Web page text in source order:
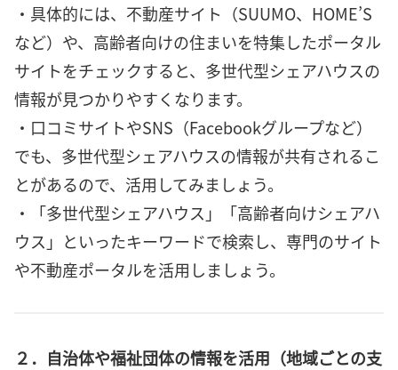
・具体的には、不動産サイト（SUUMO、HOME’S
など）や、高齢者向けの住まいを特集したポータル
サイトをチェックすると、多世代型シェアハウスの
情報が見つかりやすくなります。
・口コミサイトやSNS（Facebookグループなど）
でも、多世代型シェアハウスの情報が共有されるこ
とがあるので、活用してみましょう。
・「多世代型シェアハウス」「高齢者向けシェアハ
ウス」といったキーワードで検索し、専門のサイト
や不動産ポータルを活用しましょう。
２．自治体や福祉団体の情報を活用（地域ごとの支